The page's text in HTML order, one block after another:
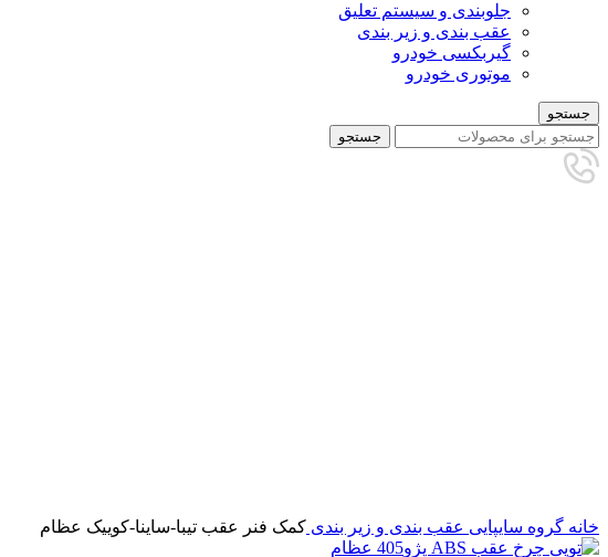
جلوبندی و سیستم تعلیق
عقب بندی و زیر بندی
گیربکسی خودرو
موتوری خودرو
جستجو
جستجو
خانه گروه سایپایی عقب بندی و زیر بندی کمک فنر عقب تیبا-ساینا-کوییک عظام